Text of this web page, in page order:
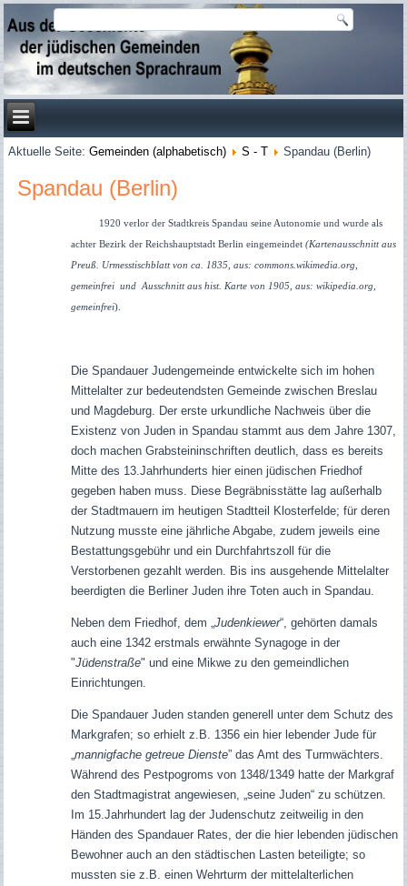
Aktuelle Seite:Gemeinden (alphabetisch) S - T Spandau (Berlin)
Spandau (Berlin)
1920 verlor der Stadtkreis Spandau seine Autonomie und wurde als
achter Bezirk der Reichshauptstadt Berlin eingemeindet (Kartenausschnitt aus
Preuß. Urmesstischblatt von ca. 1835, aus: commons.wikimedia.org,
gemeinfrei und Ausschnitt aus hist. Karte von 1905, aus: wikipedia.org,
gemeinfrei).
Die Spandauer Judengemeinde entwickelte sich im hohen
Mittelalter zur bedeutendsten Gemeinde zwischen Breslau
und Magdeburg. Der erste urkundliche Nachweis über die
Existenz von Juden in Spandau stammt aus dem Jahre 1307,
doch machen Grabsteininschriften deutlich, dass es bereits
Mitte des 13.Jahrhunderts hier einen jüdischen Friedhof
gegeben haben muss. Diese Begräbnisstätte lag außerhalb
der Stadtmauern im heutigen Stadtteil Klosterfelde; für deren
Nutzung musste eine jährliche Abgabe, zudem jeweils eine
Bestattungsgebühr und ein Durchfahrtszoll für die
Verstorbenen gezahlt werden.
Bis ins ausgehende Mittelalter
beerdigten die Berliner Juden ihre Toten auch in Spandau.
Neben dem Friedhof, dem „ Judenkiewer“, gehörten damals
auch eine 1342 erstmals erwähnte Synagoge in der
"Jüdenstraße" und eine Mikwe zu den gemeindlichen
Einrichtungen.
Die Spandauer Juden standen generell unter dem Schutz des
Markgrafen; so erhielt z.B. 1356 ein hier lebender Jude für
mannigfache getreue Dienste” das Amt des Turmwächters.
Während des Pestpogroms von 1348/1349 hatte der Markgraf
den Stadtmagistrat angewiesen, „seine Juden“ zu schützen.
Im 15.Jahrhundert lag der Judenschutz zeitweilig in den
Händen des Spandauer Rates, der die hier lebenden jüdischen
Bewohner auch an den städtischen Lasten beteiligte; so
mussten sie z.B. einen Wehrturm der mittelalterlichen